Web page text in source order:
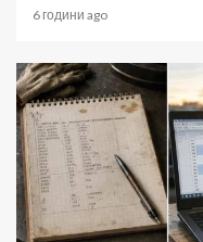
6 години ago